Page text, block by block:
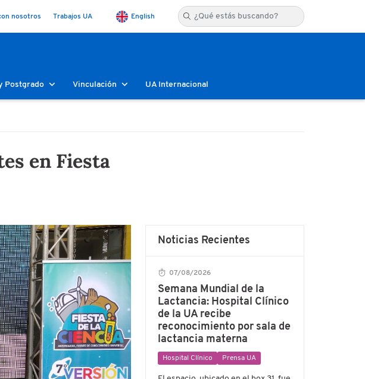
nosotros Trabajos UA English
Postgrado Vinculación UA Internacional
en Fiesta
Noticias Recientes
07/08/2026
Semana Mundial de la
Lactancia: Hospital Clínico
de la UA recibe
reconocimiento por sala de
lactancia materna
Hospital Clínico Prensa UA